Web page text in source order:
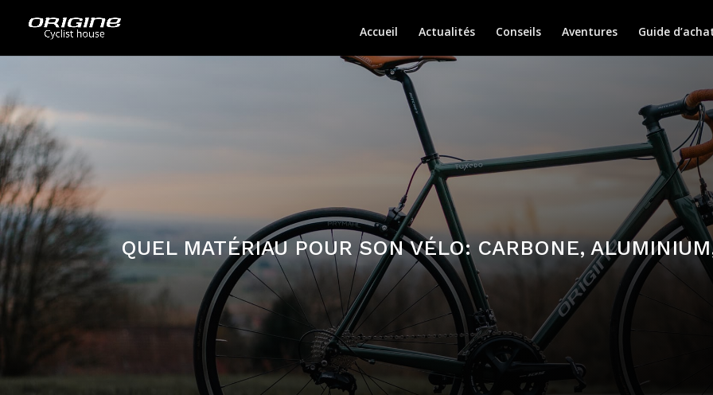
Accueil Actualités Conseils Aventures Guide
QUEL MATÉRIAU POUR SON VÉLO: CARBONE,